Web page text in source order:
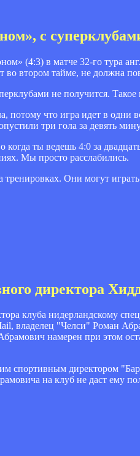
с
(4:3) в матче 32-го тура
во втором тайме, не должна
не получится.
потому что игра идет в
три гола за девять
ты ведешь 4:0 за
Мы просто расслабились.
Они могут
директора
клуба нидерландскому
владелец "Челси" Роман
намерен при этом
спортивным директором
на клуб не даст ему